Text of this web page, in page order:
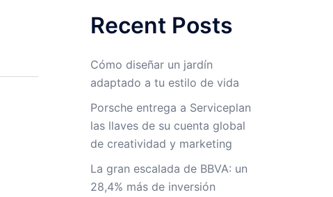
Recent Posts
Cómo diseñar un jardín
adaptado a tu estilo de vida
Porsche entrega a Serviceplan
las llaves de su cuenta global
de creatividad y marketing
La gran escalada de BBVA: un
28,4% más de inversión